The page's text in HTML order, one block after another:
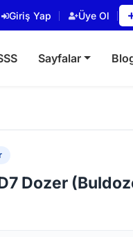
Giriş Yap Üye Ol
Sayfalar
Dozer